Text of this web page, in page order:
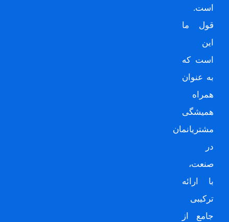
است.
قول ما
این
است که
به عنوان
همراه
همیشگی
مشتریانمان
در
صنعت،
با ارائه
ترکیبی
جامع از